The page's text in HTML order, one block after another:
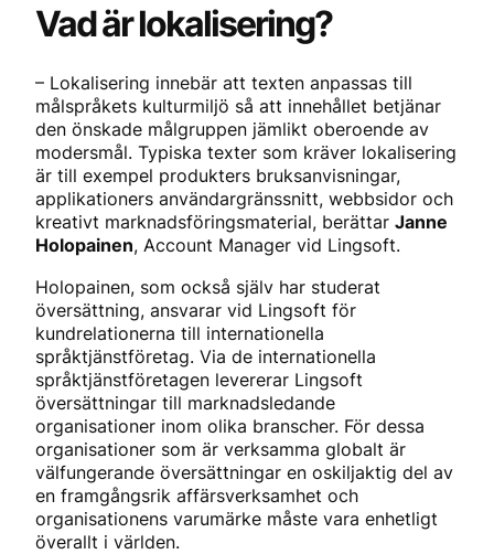
Vad är lokalisering?
– Lokalisering innebär att texten anpassas till
målspråkets kulturmiljö så att innehållet betjänar
den önskade målgruppen jämlikt oberoende av
modersmål. Typiska texter som kräver lokalisering
är till exempel produkters bruksanvisningar,
applikationers användargränssnitt, webbsidor och
kreativt marknadsföringsmaterial, berättar Janne
Holopainen, Account Manager vid Lingsoft.
Holopainen, som också själv har studerat
översättning, ansvarar vid Lingsoft för
kundrelationerna till internationella
språktjänstföretag. Via de internationella
språktjänstföretagen levererar Lingsoft
översättningar till marknadsledande
organisationer inom olika branscher. För dessa
organisationer som är verksamma globalt är
välfungerande översättningar en oskiljaktig del av
en framgångsrik affärsverksamhet och
organisationens varumärke måste vara enhetligt
överallt i världen.